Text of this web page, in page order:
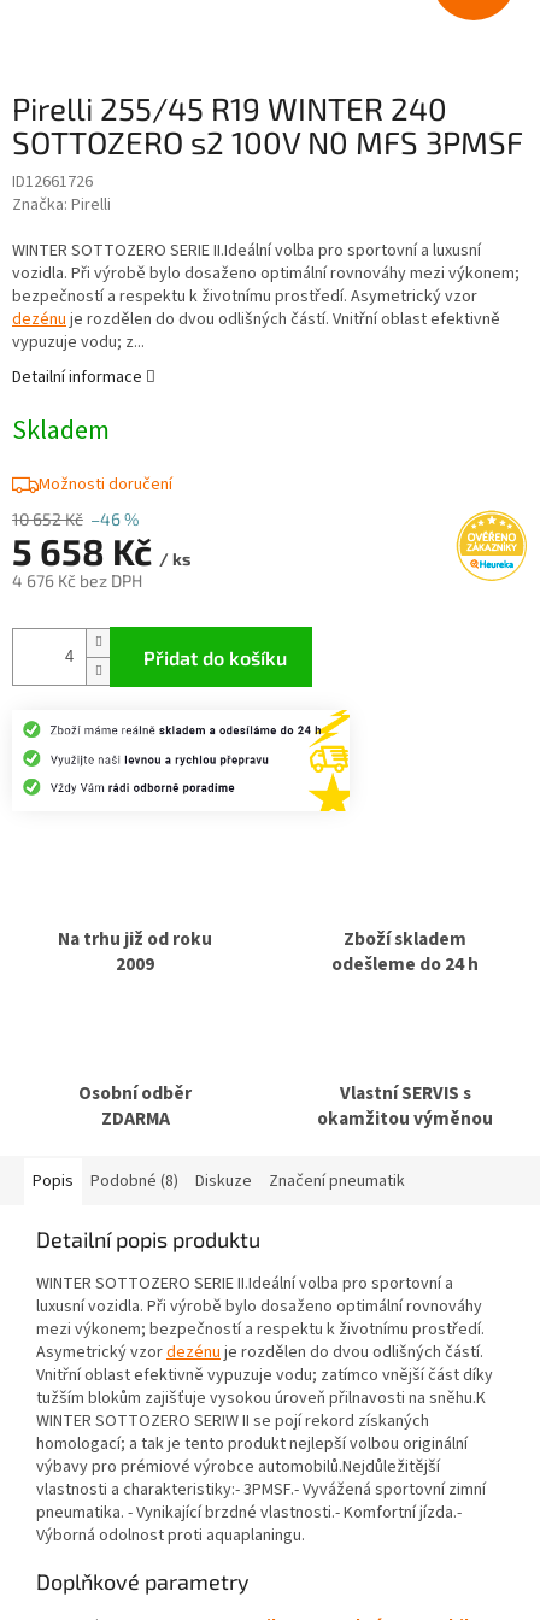
Pirelli 255/45 R19 WINTER 240
SOTTOZERO s2 100V N0 MFS 3PMSF
ID12661726
Značka: Pirelli
10 652 Kč –46 %
5 658 Kč / ks
4 676 Kč bez DPH
Skladem
Možnosti doručení
Přidat do košíku
WINTER SOTTOZERO SERIE II.Ideální volba pro sportovní a luxusní
vozidla. Při výrobě bylo dosaženo optimální rovnováhy mezi výkonem;
bezpečností a respektu k životnímu prostředí. Asymetrický vzor
dezénu je rozdělen do dvou odlišných částí. Vnitřní oblast efektivně
vypuzuje vodu; z...
Detailní informace
Na trhu již od roku
2009
Zboží skladem
odešleme do 24 h
Osobní odběr
ZDARMA
Vlastní SERVIS s
okamžitou výměnou
Popis Podobné (8) Diskuze Značení pneumatik
Detailní popis produktu
WINTER SOTTOZERO SERIE II.Ideální volba pro sportovní a
luxusní vozidla. Při výrobě bylo dosaženo optimální rovnováhy
mezi výkonem; bezpečností a respektu k životnímu prostředí.
Asymetrický vzordezénuje rozdělen do dvou odlišných částí.
Vnitřní oblast efektivně vypuzuje vodu; zatímco vnější část díky
tužším blokům zajišťuje vysokou úroveň přilnavosti na sněhu.K
WINTER SOTTOZERO SERIW II se pojí rekord získaných
homologací; a tak je tento produkt nejlepší volbou originální
výbavy pro prémiové výrobce automobilů.Nejdůležitější
vlastnosti a charakteristiky:- 3PMSF.- Vyvážená sportovní zimní
pneumatika. - Vynikající brzdné vlastnosti.- Komfortní jízda.-
Výborná odolnost proti aquaplaningu.
Doplňkové parametry